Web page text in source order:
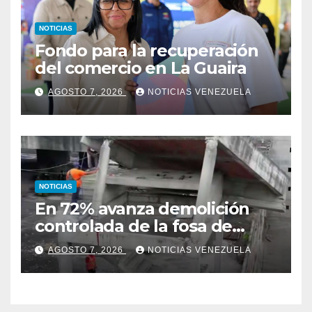
NOTICIAS
Fondo para la recuperación
del comercio en La Guaira
AGOSTO 7, 2026 NOTICIAS VENEZUELA
NOTICIAS
En 72% avanza demolición
controlada de la fosa de
ascensores en la Torre de
David
AGOSTO 7, 2026 NOTICIAS VENEZUELA